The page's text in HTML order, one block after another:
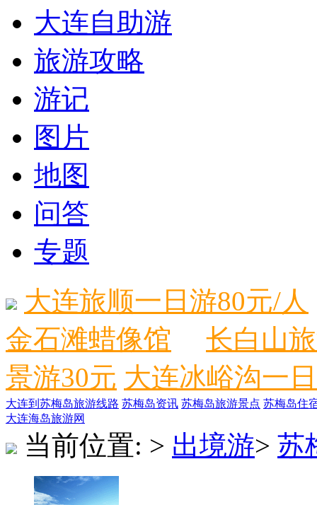
大连自助游
旅游攻略
游记
图片
地图
问答
专题
大连旅顺一日游80元/人
金石滩蜡像馆
长白山
景游30元 大连冰峪沟一
大连到苏梅岛旅游线路 苏梅岛资讯 苏梅岛旅游景点 苏梅岛住
大连海岛旅游网
当前位置: > 出境游> 苏